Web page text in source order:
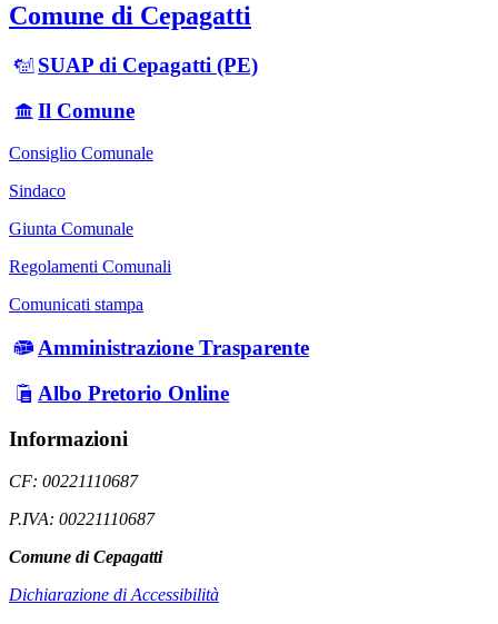
Comune di Cepagatti
SUAP di Cepagatti (PE)
Il Comune
Consiglio Comunale
Sindaco
Giunta Comunale
Regolamenti Comunali
Comunicati stampa
Amministrazione Trasparente
Albo Pretorio Online
Informazioni
CF: 00221110687
P.IVA: 00221110687
Comune di Cepagatti
Dichiarazione di Accessibilità